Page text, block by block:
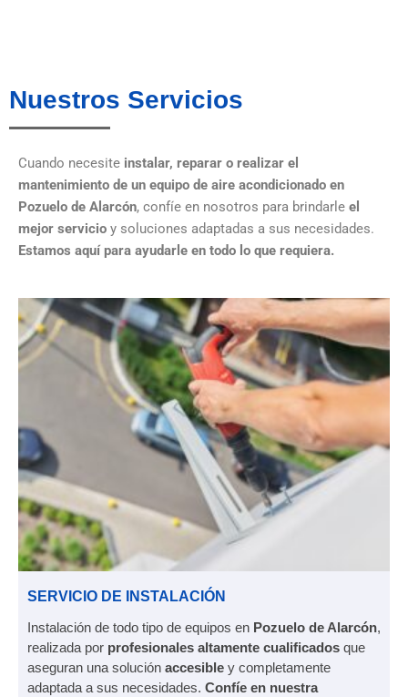
Nuestros Servicios
Cuando necesite instalar, reparar o realizar el
mantenimiento de un equipo de aire acondicionado en
Pozuelo de Alarcón, confíe en nosotros para brindarle el
mejor servicio y soluciones adaptadas a sus necesidades.
Estamos aquí para ayudarle en todo lo que requiera.
SERVICIO DE INSTALACIÓN
Instalación de todo tipo de equipos en Pozuelo de Alarcón,
realizada por profesionales altamente cualificados que
aseguran una solución accesible y completamente
adaptada a sus necesidades. Confíe en nuestra